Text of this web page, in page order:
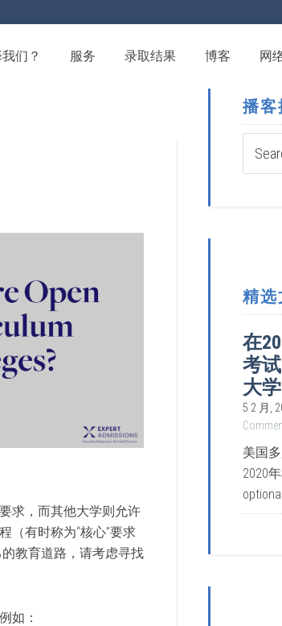
们？ 服务 录取结果 博客 网
求，而其他大学则允许
（有时称为“核心”要求
教育道路，请考虑寻找
如：
播客
精选
在
考
大学
5 2 月,
美国
2020